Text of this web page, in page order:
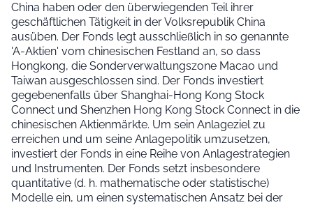
China haben oder den überwiegenden Teil ihrer
geschäftlichen Tätigkeit in der Volksrepublik China
ausüben. Der Fonds legt ausschließlich in so genannte
'A-Aktien' vom chinesischen Festland an, so dass
Hongkong, die Sonderverwaltungszone Macao und
Taiwan ausgeschlossen sind. Der Fonds investiert
gegebenenfalls über Shanghai-Hong Kong Stock
Connect und Shenzhen Hong Kong Stock Connect in die
chinesischen Aktienmärkte. Um sein Anlageziel zu
erreichen und um seine Anlagepolitik umzusetzen,
investiert der Fonds in eine Reihe von Anlagestrategien
und Instrumenten. Der Fonds setzt insbesondere
quantitative (d. h. mathematische oder statistische)
Modelle ein, um einen systematischen Ansatz bei der